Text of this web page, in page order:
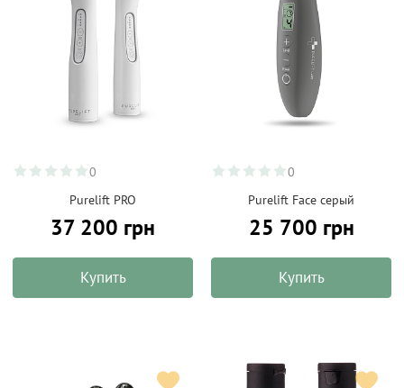
0
Purelift PRO
37 200 грн
Купить
0
Purelift Face серый
25 700 грн
Купить